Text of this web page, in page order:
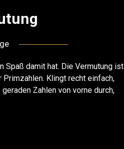
Spaß damit hat. Die Vermutung ist
Klingt recht einfach,
Zahlen von vorne durch,